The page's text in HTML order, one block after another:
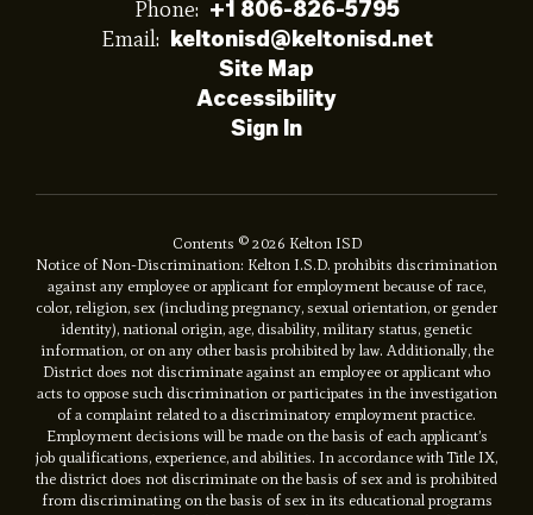
Phone: +1 806-826-5795
Email: keltonisd@keltonisd.net
Site Map
Accessibility
Sign In
Contents © 2026 Kelton ISD
Notice of Non-Discrimination: Kelton I.S.D. prohibits discrimination
against any employee or applicant for employment because of race,
color, religion, sex (including pregnancy, sexual orientation, or gender
identity), national origin, age, disability, military status, genetic
information, or on any other basis prohibited by law. Additionally, the
District does not discriminate against an employee or applicant who
acts to oppose such discrimination or participates in the investigation
of a complaint related to a discriminatory employment practice.
Employment decisions will be made on the basis of each applicant’s
job qualifications, experience, and abilities. In accordance with Title IX,
the district does not discriminate on the basis of sex and is prohibited
from discriminating on the basis of sex in its educational programs